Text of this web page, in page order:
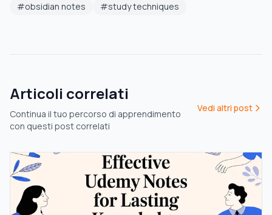
#obsidian notes #study techniques
Articoli correlati
Continua il tuo percorso di apprendimento
con questi post correlati
Vedi altri post